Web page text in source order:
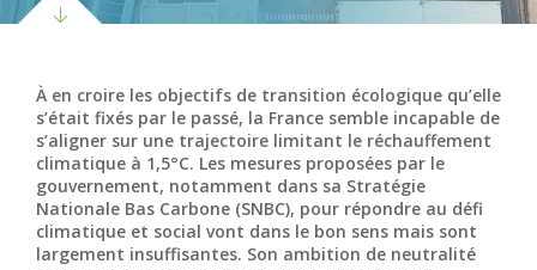
À en croire les objectifs de transition écologique qu’elle
s’était fixés par le passé, la France semble incapable de
s’aligner sur une trajectoire limitant le réchauffement
climatique à 1,5°C. Les mesures proposées par le
gouvernement, notamment dans sa Stratégie
Nationale Bas Carbone (SNBC), pour répondre au défi
climatique et social vont dans le bon sens mais sont
largement insuffisantes. Son ambition de neutralité